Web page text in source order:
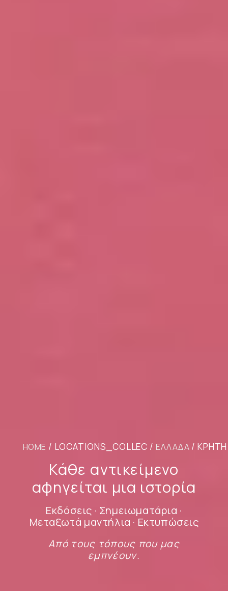
HOME / LOCATIONS_COLLEC /ΕΛΛΆΔΑ / ΚΡΉΤΗ
Κάθε αντικείμενο
αφηγείται μια ιστορία
Εκδόσεις · Σημειωματάρια ·
Μεταξωτά μαντήλια · Εκτυπώσεις
Από τους τόπους που μας
εμπνέουν.